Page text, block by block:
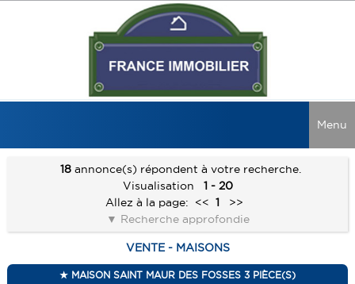
Menu
TOUTES LES VENTES
APPARTEMENTS
TOUTES LES LOCATIONS
MAISONS
NOS CONSEILS
18 annonce(s) répondent à votre recherche.
Visualisation
1 - 20
Allez à la page: << 1
>>
Recherche approfondie
VENTE - MAISONS
MAISON SAINT MAUR DES FOSSES 3 PIÈCE(S)